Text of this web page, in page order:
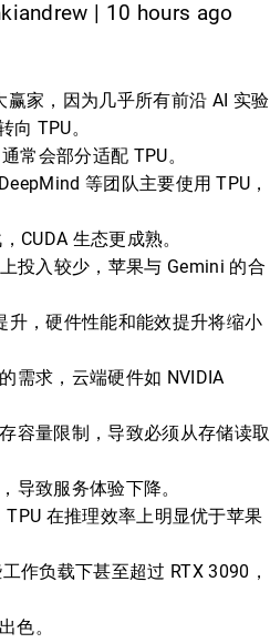
| 10 hours ago
家，因为几乎所有前沿 AI 实验
TPU。
常会部分适配 TPU。
等团队主要使用 TPU，
CUDA 生态更成熟。
投入较少，苹果与 Gemini 的合
，硬件性能和能效提升将缩小
需求，云端硬件如 NVIDIA
容量限制，导致必须从存储读取
导致服务体验下降。
在推理效率上明显优于苹果
作负载下甚至超过 RTX 3090，
色。